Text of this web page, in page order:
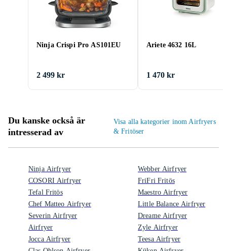
Ninja Crispi Pro AS101EU
2 499 kr
Ariete 4632 16L
1 470 kr
Du kanske också är
intresserad av
Visa alla kategorier inom Airfryers
& Fritöser
Ninja Airfryer
COSORI Airfryer
Tefal Fritös
Chef Matteo Airfryer
Severin Airfryer
Airfryer
Jocca Airfryer
Webber Airfryer
FriFri Fritös
Maestro Airfryer
Little Balance Airfryer
Dreame Airfryer
Zyle Airfryer
Teesa Airfryer